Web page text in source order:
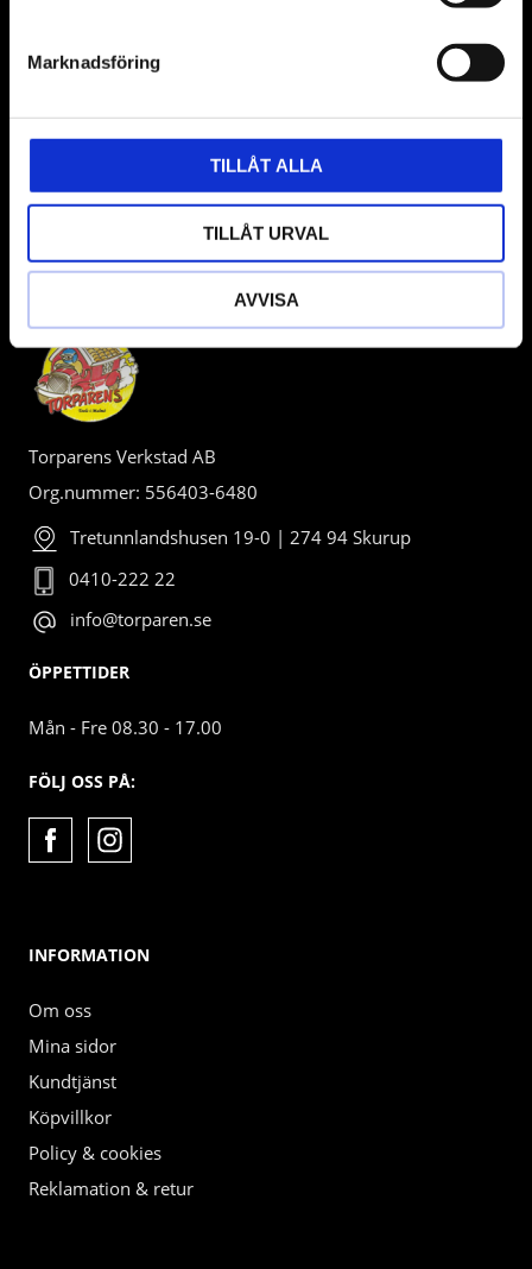
Marknadsföring
TILLÅT ALLA
TILLÅT URVAL
AVVISA
BUTIK
Torparens Verkstad AB
Org.nummer: 556403-6480
Tretunnlandshusen 19-0 | 274 94 Skurup
0410-222 22
info@torparen.se
ÖPPETTIDER
Mån - Fre 08.30 - 17.00
FÖLJ OSS PÅ:
INFORMATION
Om oss
Mina sidor
Kundtjänst
Köpvillkor
Policy & cookies
Reklamation & retur